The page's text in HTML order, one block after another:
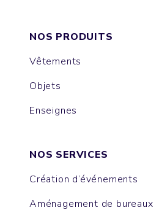
NOS PRODUITS
Vêtements
Objets
Enseignes
NOS SERVICES
Création d’événements
Aménagement de bureaux